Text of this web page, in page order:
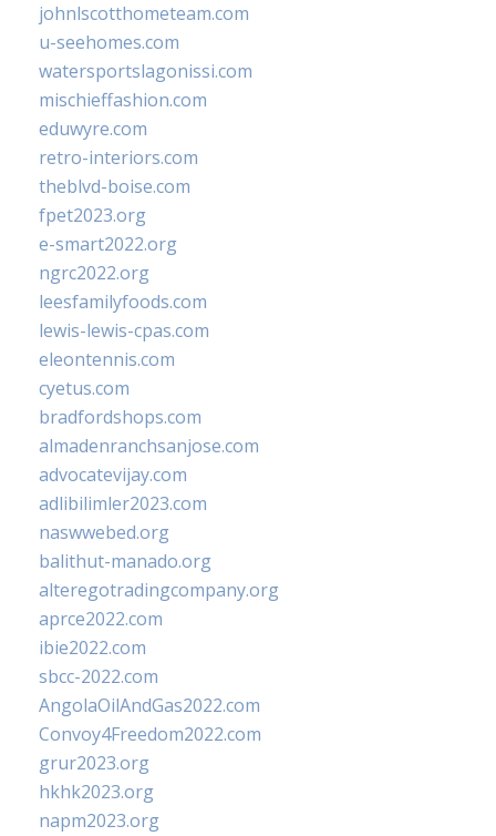
johnlscotthometeam.com
u-seehomes.com
watersportslagonissi.com
mischieffashion.com
eduwyre.com
retro-interiors.com
theblvd-boise.com
fpet2023.org
e-smart2022.org
ngrc2022.org
leesfamilyfoods.com
lewis-lewis-cpas.com
eleontennis.com
cyetus.com
bradfordshops.com
almadenranchsanjose.com
advocatevijay.com
adlibilimler2023.com
naswwebed.org
balithut-manado.org
alteregotradingcompany.org
aprce2022.com
ibie2022.com
sbcc-2022.com
AngolaOilAndGas2022.com
Convoy4Freedom2022.com
grur2023.org
hkhk2023.org
napm2023.org